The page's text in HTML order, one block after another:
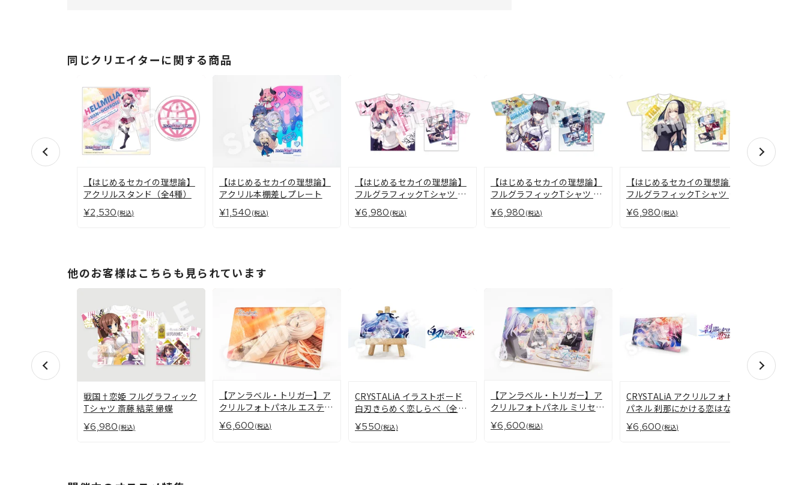
同じクリエイターに関する商品
【はじめるセカイの理想論】
アクリルスタンド（全4種）
¥2,530 (税込)
【はじめるセカイの理想論】
アクリル本棚差しプレート
¥1,540 (税込)
【はじめるセカイの理想論】
フルグラフィックTシャツ ヘ
ルミリア＝ヴァン＝ノクスロ
ーゼ
¥6,980 (税込)
【はじめるセカイの理想論】
フルグラフィックTシャツ 最
上 ヒナギク
¥6,980 (税込)
【はじめるセカイの理想論】
フルグラフィックTシャツ テ
ィア＝フォーレンタイト
¥6,980 (税込)
他のお客様はこちらも見られています
戦国†恋姫 フルグラフィック
Tシャツ 斎藤 結菜 帰蝶
¥6,980 (税込)
【アンラベル・トリガー】ア
クリルフォトパネル エステ
¥6,600 (税込)
CRYSTALiA イラストボード
白刃きらめく恋しらべ（全3
種）
¥550(税込)
【アンラベル・トリガー】ア
クリルフォトパネル ミリセン
タ
¥6,600 (税込)
CRYSTALiA アクリルフォト
パネル 刹那にかける恋はなび
¥6,600 (税込)